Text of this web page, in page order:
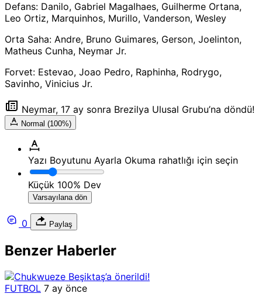
Defans: Danilo, Gabriel Magalhaes, Guilherme Ortana,
Leo Ortiz, Marquinhos, Murillo, Vanderson, Wesley
Orta Saha: Andre, Bruno Guimares, Gerson, Joelinton,
Matheus Cunha, Neymar Jr.
Forvet: Estevao, Joao Pedro, Raphinha, Rodrygo,
Savinho, Vinicius Jr.
Neymar, 17 ay sonra Brezilya Ulusal Grubu’na döndü!
Normal (100%)
Yazı Boyutunu Ayarla Okuma rahatlığı için seçin
Küçük 100% Dev
Varsayılana dön
0 Paylaş
Benzer Haberler
FUTBOL 7 ay önce